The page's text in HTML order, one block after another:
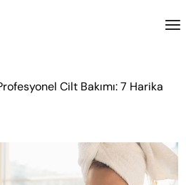
Cilt Bakımı: 7 Harika